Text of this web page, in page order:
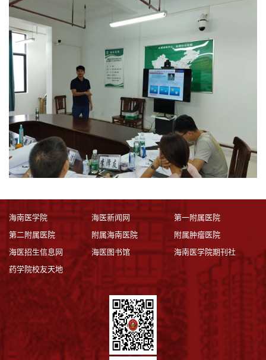
海南医学院 海医新闻网
第一附属医院
第二附属医院
附属海南医院
附属肿瘤医院
海医招生信息网
海医图书馆
海南医学院期刊社
药学院校友天地